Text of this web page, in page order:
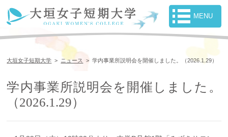
大垣女子短期大学 > ニュース >学内事業所説明会を開催しました。（2026.1.29）
学内事業所説明会を開催しました。
（2026.1.29）